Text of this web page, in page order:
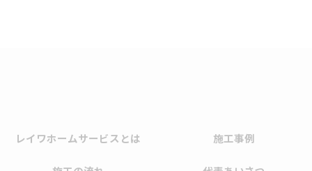
レイワホームサービスとは 施工事例